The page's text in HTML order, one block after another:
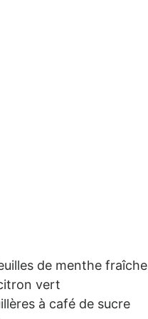
de menthe fraîche
vert
à café de sucre